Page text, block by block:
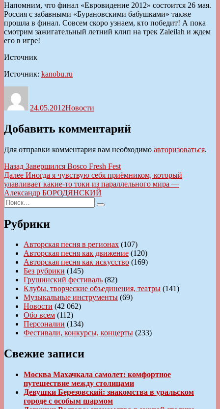
Напомним, что финал «Евровидение 2012» состоится 26 мая.
Россия с забавными «Бурановскими бабушками» также
прошла в финал. Совсем скоро узнаем, кто победит! А пока
смотрим зажигательный летний клип на трек Zaleilah и ждем
его в игре!
Источник
Источник: kanobu.ru
24.05.2012Новости
Добавить комментарий
Для отправки комментария вам необходимо авторизоваться.
Навигация
по
записям
Назад Предыдущая
запись:
Завершился Bosco Fresh Fest
Далее Следующая
запись:
Иногда я чувствую себя приёмником, который
улавливает какие-то токи из параллельного мира —
Александр БОРОДЯНСКИЙ
Искать:
Поиск
Рубрики
Авторская песня в регионах (107)
Авторская песня как движение (120)
Авторская песня как искусство (169)
Без рубрики (145)
Грушинский фестиваль (82)
Клубы, творческие объединения, театры (141)
Музыкальные инструменты (69)
Новости (42 062)
Обо всем (112)
Персоналии (134)
Фестивали, конкурсы, концерты (233)
Свежие записи
Москва Махачкала самолет: комфортное
путешествие между столицами
Девушки Березовский: знакомства в уральском
городе с особым шармом